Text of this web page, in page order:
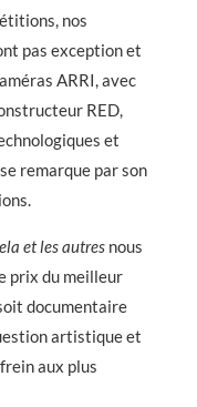
nos
pas exception et
ARRI, avec
RED,
et
remarque par son
et les autresnous
prix du meilleur
documentaire
artistique et
aux plus